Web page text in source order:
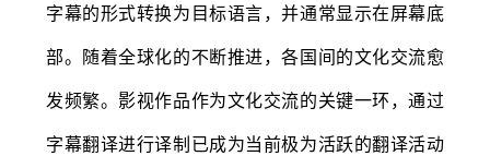
字幕的形式转换为目标语言，并通常显示在屏幕底
部。随着全球化的不断推进，各国间的文化交流愈
发频繁。影视作品作为文化交流的关键一环，通过
字幕翻译进行译制已成为当前极为活跃的翻译活动